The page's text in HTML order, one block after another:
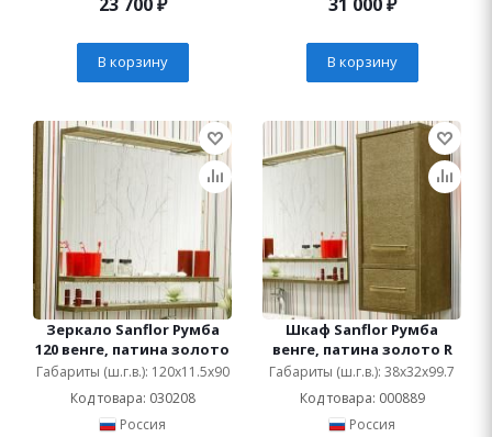
В корзину В корзину
Зеркало Sanflor Румба
120 венге, патина золото
Габариты (ш.г.в.): 120x11.5x90
Код товара: 030208
Россия
Шкаф Sanflor Румба
венге, патина золото R
Габариты (ш.г.в.): 38x32x99.7
Код товара: 000889
Россия